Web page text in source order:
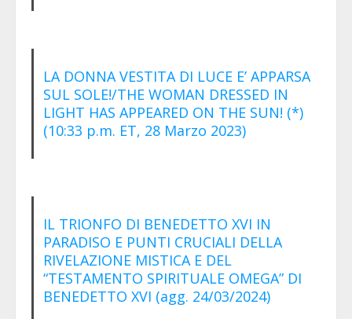
LA DONNA VESTITA DI LUCE E’ APPARSA
SUL SOLE!/THE WOMAN DRESSED IN
LIGHT HAS APPEARED ON THE SUN! (*)
(10:33 p.m. ET, 28 Marzo 2023)
IL TRIONFO DI BENEDETTO XVI IN
PARADISO E PUNTI CRUCIALI DELLA
RIVELAZIONE MISTICA E DEL
“TESTAMENTO SPIRITUALE OMEGA” DI
BENEDETTO XVI (agg. 24/03/2024)